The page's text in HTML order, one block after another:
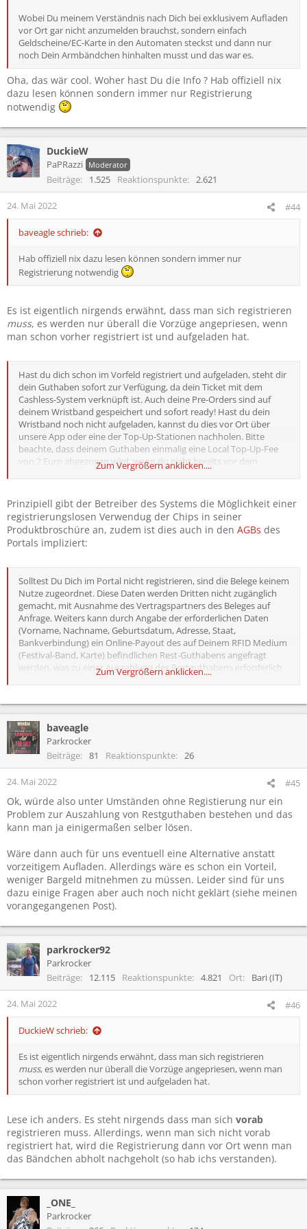
Wobei Du meinem Verständnis nach Dich bei exklusivem Aufladen
vor Ort gar nicht anzumelden brauchst, sondern einfach
Geldscheine/EC-Karte in den Automaten steckst und dann nur
noch Dein Armbändchen hinhalten musst und das war es.
Oha, das wär cool. Woher hast Du die Info ? Hab offiziell nix
dazu lesen können sondern immer nur Registrierung
notwendig
DuckieW
PaPRazzi Moderator
Beiträge 1.525 Reaktionspunkte 2.621
24. Mai 2022 #44
baveagle schrieb:
Hab offiziell nix dazu lesen können sondern immer nur
Registrierung notwendig
Es ist eigentlich nirgends erwähnt, dass man sich registrieren
muss, es werden nur überall die Vorzüge angepriesen, wenn
man schon vorher registriert ist und aufgeladen hat.
Hast du dich schon im Vorfeld registriert und aufgeladen, steht dir
dein Guthaben sofort zur Verfügung, da dein Ticket mit dem
Cashless-System verknüpft ist. Auch deine Pre-Orders sind auf
deinem Wristband gespeichert und sofort ready! Hast du dein
Wristband noch nicht aufgeladen, kannst du dies vor Ort über
unsere App oder eine der Top-Up-Stationen nachholen. Bitte
beachte, dass deinem Guthaben einmalig eine Local Top-Up-Fee
von 2 Euro abgezogen wird, wenn du nicht bereits vor dem
Zum Vergrößern anklicken....
Prinzipiell gibt der Betreiber des Systems die Möglichkeit einer
registrierungslosen Verwendug der Chips in seiner
Produktbroschüre an, zudem ist dies auch in den AGBs des
Portals impliziert:
Solltest Du Dich im Portal nicht registrieren, sind die Belege keinem
Nutze zugeordnet. Diese Daten werden Dritten nicht zugänglich
gemacht, mit Ausnahme des Vertragspartners des Beleges auf
Anfrage. Weiters kann durch Angabe der erforderlichen Daten
(Vorname, Nachname, Geburtsdatum, Adresse, Staat,
Bankverbindung) ein Online-Payout des auf Deinem RFID Medium
(Festival-Band, Karte) befindlichen Rest-Guthabens angefragt
werden, was zu einer Auszahlung des Restguthabens erforderlich
Zum Vergrößern anklicken....
baveagle
Parkrocker
Beiträge
81 Reaktionspunkte 26
24. Mai 2022 #45
Ok, würde also unter Umständen ohne Registierung nur ein
Problem zur Auszahlung von Restguthaben bestehen und das
kann man ja einigermaßen selber lösen.
Wäre dann auch für uns eventuell eine Alternative anstatt
vorzeitigem Aufladen. Allerdings wäre es schon ein Vorteil,
weniger Bargeld mitnehmen zu müssen. Leider sind für uns
dazu einige Fragen aber auch noch nicht geklärt (siehe meinen
vorangegangenen Post).
parkrocker92
Parkrocker
Beiträge
12.115 Reaktionspunkte 4.821 Ort Bari (IT)
24. Mai 2022 #46
DuckieW schrieb:
Es ist eigentlich nirgends erwähnt, dass man sich registrieren
muss, es werden nur überall die Vorzüge angepriesen, wenn man
schon vorher registriert ist und aufgeladen hat.
Lese ich anders. Es steht nirgends dass man sich vorab
registrieren muss. Allerdings, wenn man sich nicht vorab
registriert hat, wird die Registrierung dann vor Ort wenn man
das Bändchen abholt nachgeholt (so hab ichs verstanden).
_ONE_
Parkrocker